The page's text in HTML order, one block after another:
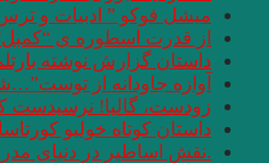
میشل فوکو ” ادبیات و
از قدرت اسطوره ی
داستان گزارش نوشته
آوازه جاودانه از
زودست، گالیا! نرسیدست کاروان… هوشنگ
داستان کوتاه خولیو
.نقش اساطیر در دنیای